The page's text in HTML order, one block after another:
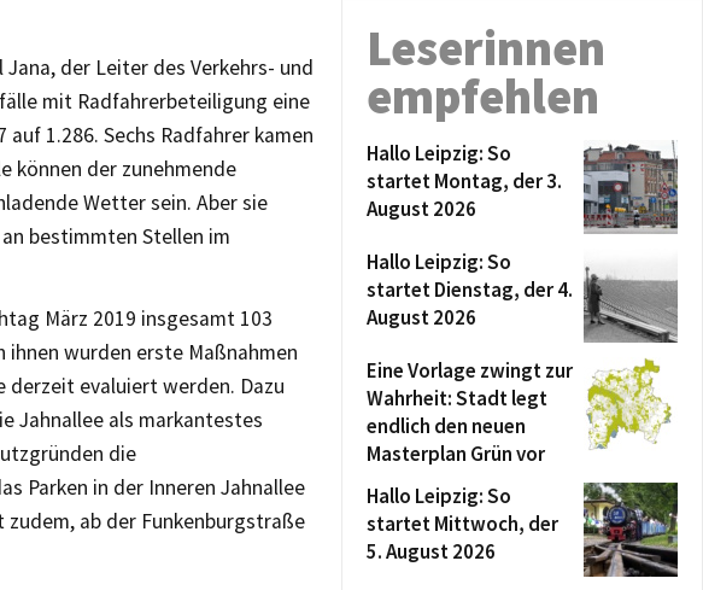
der Leiter des Verkehrs- und
mit Radfahrerbeteiligung eine
1.286. Sechs Radfahrer kamen
können der zunehmende
Wetter sein. Aber sie
bestimmten Stellen im
März 2019 insgesamt 103
wurden erste Maßnahmen
evaluiert werden. Dazu
Jahnallee als markantestes
die
Parken in der Inneren Jahnallee
ab der Funkenburgstraße
Leserinnen
empfehlen
Hallo Leipzig: So
startet Montag, der 3.
August 2026
Hallo Leipzig: So
startet Dienstag, der 4.
August 2026
Eine Vorlage zwingt zur
Wahrheit: Stadt legt
endlich den neuen
Masterplan Grün vor
Hallo Leipzig: So
startet Mittwoch, der
5. August 2026